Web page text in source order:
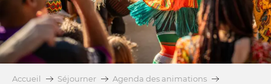
Accueil Séjourner
Agenda des animations